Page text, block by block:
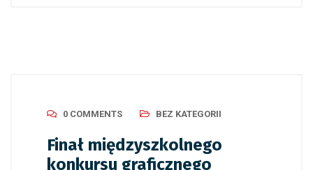
0 COMMENTS BEZ KATEGORII
Finał międzyszkolnego
konkursu graficznego